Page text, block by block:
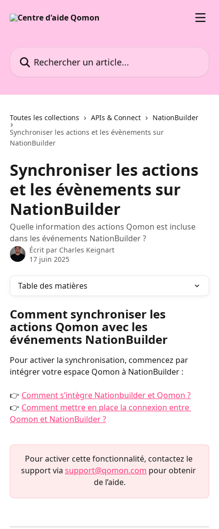
Toutes les collections APIs & Connect
NationBuilder
Synchroniser les actions et les évènements sur
NationBuilder
Synchroniser les actions
et les évènements sur
NationBuilder
Quelle information des actions Qomon est incluse
dans les événements NationBuilder ?
Écrit par Charles Keignart
17 juin 2025
Table des matières
Comment synchroniser les
actions Qomon avec les
événements NationBuilder
Pour activer la synchronisation, commencez par
intégrer votre espace Qomon à NationBuilder :
👉 Comment s’intègre Nationbuilder et Qomon ?
👉 Comment mettre en place la connexion entre
Qomon et NationBuilder ?
Pour activer cette fonctionnalité, contactez le
support via support@qomon.com pour obtenir
de l’aide.